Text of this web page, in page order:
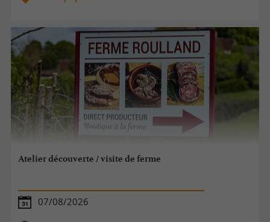
Atelier découverte / visite de ferme
07/08/2026